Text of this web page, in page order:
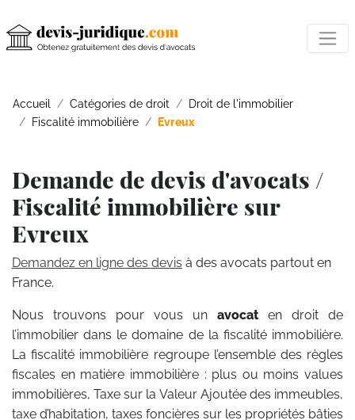
Accueil Catégories de droit
Droit de l'immobilier
Fiscalité immobilière
Evreux
Demande de devis d'avocats /
Fiscalité immobilière sur
Evreux
Demandez en ligne des devis à des avocats partout en
France.
Nous trouvons pour vous un avocat en droit de
l’immobilier dans le domaine de la fiscalité immobilière.
La fiscalité immobilière regroupe l’ensemble des règles
fiscales en matière immobilière : plus ou moins values
immobilières, Taxe sur la Valeur Ajoutée des immeubles,
taxe d’habitation, taxes foncières sur les propriétés bâties